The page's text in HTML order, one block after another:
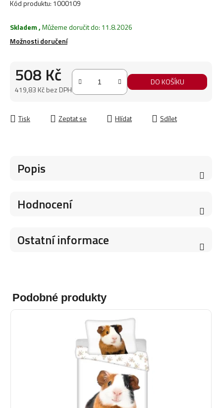
Kód produktu: 1000109
Skladem,Můžeme doručit do: 11.8.2026
Možnosti doručení
508 Kč
419,83 Kč bez DPH
DO KOŠÍKU
Tisk Zeptat se Hlídat Sdílet
Popis
Hodnocení
Ostatní informace
Podobné produkty